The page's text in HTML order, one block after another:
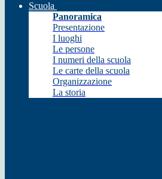
Scuola
Panoramica
Presentazione
I luoghi
Le persone
I numeri della scuola
Le carte della scuola
Organizzazione
La storia